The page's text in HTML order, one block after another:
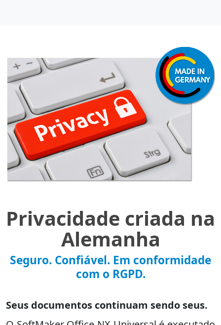
Privacidade criada na
Alemanha
Seguro. Confiável. Em conformidade
com o RGPD.
Seus documentos continuam sendo seus.